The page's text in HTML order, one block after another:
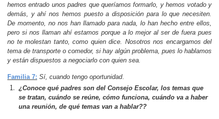
hemos entrado unos padres que queríamos formarlo, y hemos votado y
demás, y ahí nos hemos puesto a disposición para lo que necesiten.
De momento, no nos han llamado para nada, lo han hecho entre ellos,
pero si nos llaman ahí estamos porque a lo mejor al ser de fuera pues
no te molestan tanto, como quien dice. Nosotros nos encargamos del
tema de transporte o comedor, si hay algún problema, pues lo hablamos
y están dispuestos a negociarlo con quien sea.
Familia 7: Sí, cuando tengo oportunidad.
¿Conoce qué padres son del Consejo Escolar, los temas que
se tratan, cuándo se reúne, cómo funciona, cuándo va a haber
una reunión, de qué temas van a hablar??